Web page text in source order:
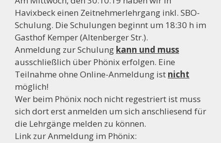
Havixbeck einen Zeitnehmerlehrgang inkl. SBO-
Schulung. Die Schulungen beginnt um 18:30 h im
Gasthof Kemper (Altenberger Str.).
Anmeldung zur Schulung kann und muss
ausschließlich über Phönix erfolgen. Eine
Teilnahme ohne Online-Anmeldung ist nicht
möglich!
Wer beim Phönix noch nicht regestriert ist muss
sich dort erst anmelden um sich anschliesend für
die Lehrgänge melden zu können.
Link zur Anmeldung im Phönix: